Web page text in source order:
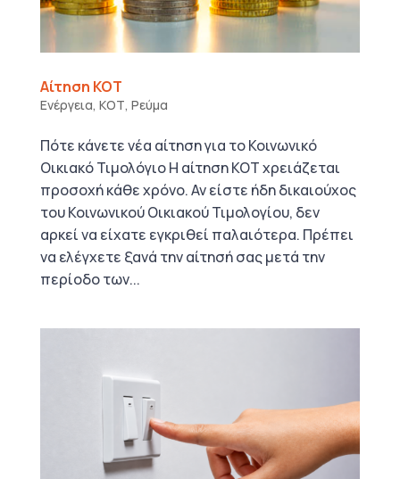
Αίτηση ΚΟΤ
Ενέργεια, ΚΟΤ, Ρεύμα
Πότε κάνετε νέα αίτηση για το Κοινωνικό
Οικιακό Τιμολόγιο Η αίτηση ΚΟΤ χρειάζεται
προσοχή κάθε χρόνο. Αν είστε ήδη δικαιούχος
του Κοινωνικού Οικιακού Τιμολογίου, δεν
αρκεί να είχατε εγκριθεί παλαιότερα. Πρέπει
να ελέγχετε ξανά την αίτησή σας μετά την
περίοδο των...